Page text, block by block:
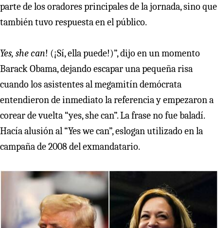
parte de los oradores principales de la jornada, sino que
también tuvo respuesta en el público.
Yes, she can! (¡Sí, ella puede!)”, dijo en un momento
Barack Obama, dejando escapar una pequeña risa
cuando los asistentes al megamitín demócrata
entendieron de inmediato la referencia y empezaron a
corear de vuelta “yes, she can”. La frase no fue baladí.
Hacía alusión al “Yes we can”, eslogan utilizado en la
campaña de 2008 del exmandatario.